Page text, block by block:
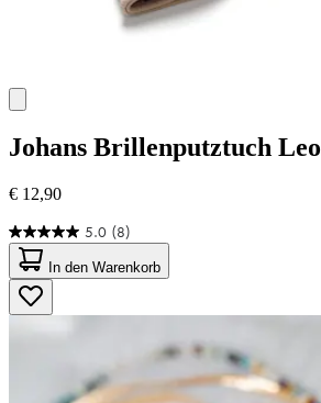
Johans Brillenputztuch
€ 12,90
5.0 (8)
5.0
von
5
Sternen.
8
In den Warenkorb